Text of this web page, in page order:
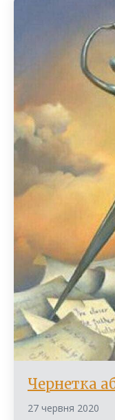
Чернетка
27 червня 2020